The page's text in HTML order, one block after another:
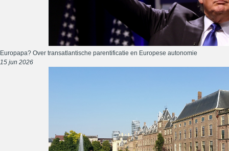
Europapa? Over transatlantische parentificatie en Europese autonomie
15 jun 2026